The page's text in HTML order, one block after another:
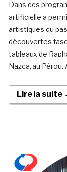
Dans des
artificielle a
artistiques du
découvertes
tableaux de
Nazca, au
Lire la suite